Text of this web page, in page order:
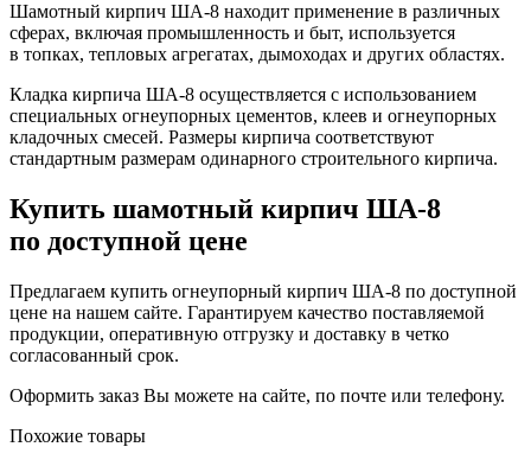
Шамотный кирпич ША-8 находит применение в различных
сферах, включая промышленность и быт, используется
в топках, тепловых агрегатах, дымоходах и других областях.
Кладка кирпича ША-8 осуществляется с использованием
специальных огнеупорных цементов, клеев и огнеупорных
кладочных смесей. Размеры кирпича соответствуют
стандартным размерам одинарного строительного кирпича.
Купить шамотный кирпич ША-8
по доступной цене
Предлагаем купить огнеупорный кирпич ША-8 по доступной
цене на нашем сайте. Гарантируем качество поставляемой
продукции, оперативную отгрузку и доставку в четко
согласованный срок.
Оформить заказ Вы можете на сайте, по почте или телефону.
Похожие товары